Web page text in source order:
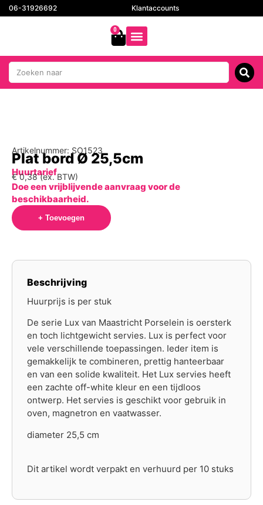
06-31926692 Klantaccounts
0
Artikelnummer: SO1523
Plat bord Ø 25,5cm
Huurtarief
€0,38(ex. BTW)
Doe een vrijblijvende aanvraag voor de
beschikbaarheid.
+ Toevoegen
Beschrijving
Huurprijs is per stuk
De serie Lux van Maastricht Porselein is oersterk
en toch lichtgewicht servies. Lux is perfect voor
vele verschillende toepassingen. Ieder item is
gemakkelijk te combineren, prettig hanteerbaar
en van een solide kwaliteit. Het Lux servies heeft
een zachte off-white kleur en een tijdloos
ontwerp. Het servies is geschikt voor gebruik in
oven, magnetron en vaatwasser.
diameter 25,5 cm
Dit artikel wordt verpakt en verhuurd per 10 stuks